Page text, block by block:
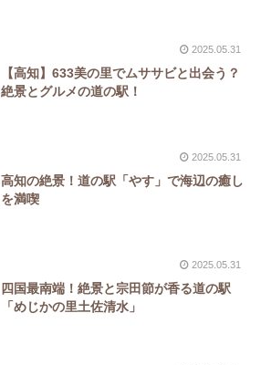
2025.05.31
【高知】633美の里でムササビと出会う？
絶景とグルメの道の駅！
2025.05.31
高知の絶景！道の駅「やす」で海辺の癒し
を満喫
2025.05.31
四国最南端！絶景と宗田節が香る道の駅
「めじかの里土佐清水」